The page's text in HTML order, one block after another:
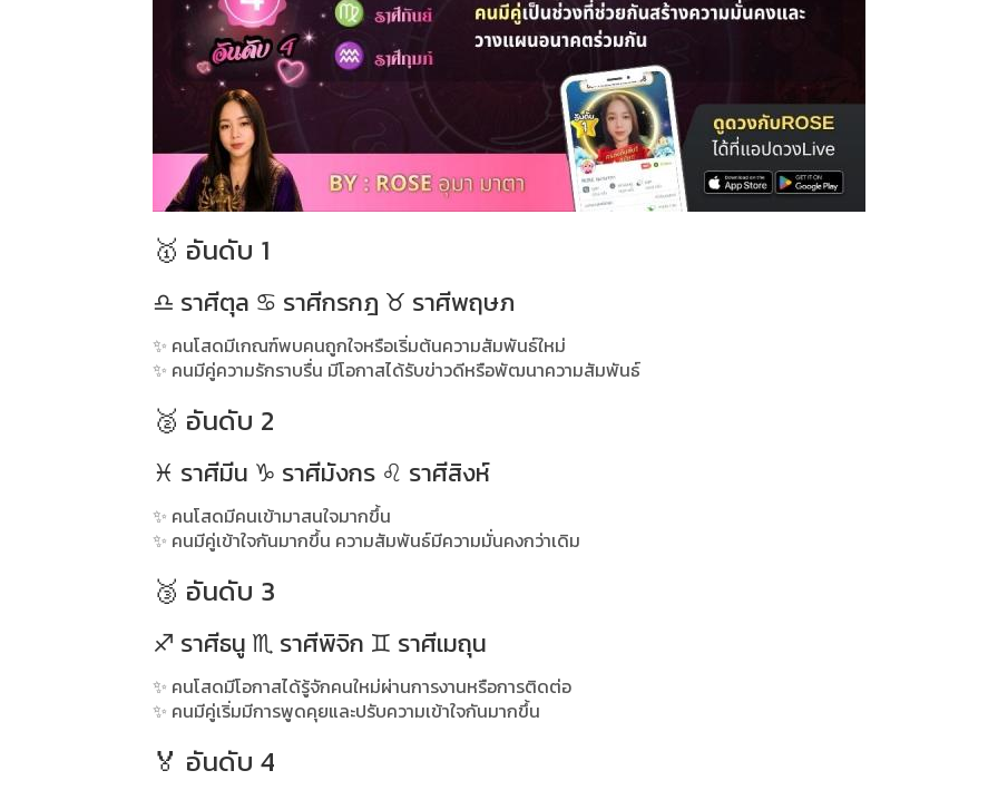
🥇 อันดับ 1
♎ ราศีตุล ♋ ราศีกรกฎ ♉ ราศีพฤษภ
✨ คนโสดมีเกณฑ์พบคนถูกใจหรือเริ่มต้นความสัมพันธ์ใหม่
✨ คนมีคู่ความรักราบรื่น มีโอกาสได้รับข่าวดีหรือพัฒนาความสัมพันธ์
🥈 อันดับ 2
♓ ราศีมีน ♑ ราศีมังกร ♌ ราศีสิงห์
✨ คนโสดมีคนเข้ามาสนใจมากขึ้น
✨ คนมีคู่เข้าใจกันมากขึ้น ความสัมพันธ์มีความมั่นคงกว่าเดิม
🥉 อันดับ 3
♐ ราศีธนู ♏ ราศีพิจิก ♊ ราศีเมถุน
✨ คนโสดมีโอกาสได้รู้จักคนใหม่ผ่านการงานหรือการติดต่อ
✨ คนมีคู่เริ่มมีการพูดคุยและปรับความเข้าใจกันมากขึ้น
🏅 อันดับ 4